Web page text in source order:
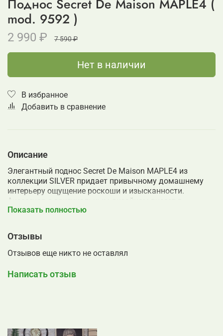
Поднос Secret De Maison MAPLE4 (
mod. 9592 )
2 990 ₽ 7 590 ₽
Нет в наличии
В избранное
Добавить в сравнение
Описание
Элегантный поднос Secret De Maison MAPLE4 из
коллекции SILVER придает привычному домашнему
интерьеру ощущение роскоши и изысканности.
Аксессуар с оригинальным дизайном внесет в
повседневную обыденность невероятную изюминку.
Используется для подачи чая или кофе, основных
блюд, легких закусок, аппетитных десертов.
Декорирование листьями добавит модели особый
шарм и привлекательность. Алюминиевый сплав
обеспечивает высокую прочность и долговечность
необычный аксессуар среди других предметов
Показать полностью
Отзывы
Отзывов еще никто не оставлял
Написать отзыв